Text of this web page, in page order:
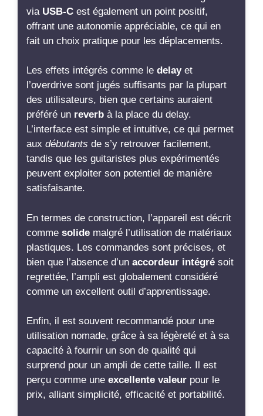
via USB-C est également un point positif,
offrant une autonomie appréciable, ce qui en
fait un choix pratique pour les déplacements.
Les effets intégrés comme le delayet
l’overdrive sont jugés suffisants par la plupart
des utilisateurs, bien que certains auraient
préféré un reverb à la place du delay.
L’interface est simple et intuitive, ce qui permet
aux débutants de s’y retrouver facilement,
tandis que les guitaristes plus expérimentés
peuvent exploiter son potentiel de manière
satisfaisante.
En termes de construction, l’appareil est décrit
comme solide malgré l’utilisation de matériaux
plastiques. Les commandes sont précises, et
bien que l’absence d’un accordeur intégré soit
regrettée, l’ampli est globalement considéré
comme un excellent outil d’apprentissage.
Enfin, il est souvent recommandé pour une
utilisation nomade, grâce à sa légèreté et à sa
capacité à fournir un son de qualité qui
surprend pour un ampli de cette taille. Il est
perçu comme une excellente valeur pour le
prix, alliant simplicité, efficacité et portabilité.